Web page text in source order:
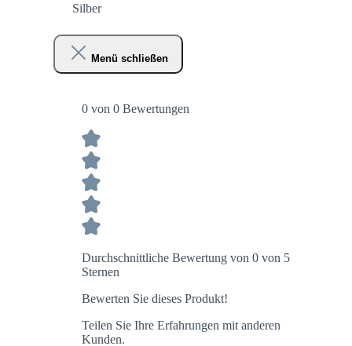
Silber
Menü schließen
0 von 0 Bewertungen
Durchschnittliche Bewertung von 0 von 5
Sternen
Bewerten Sie dieses Produkt!
Teilen Sie Ihre Erfahrungen mit anderen
Kunden.